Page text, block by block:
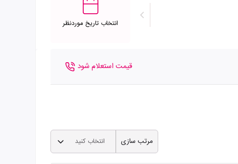
انتخاب تاریخ موردنظر
قیمت استعلام شود
مرتب سازی انتخاب کنید